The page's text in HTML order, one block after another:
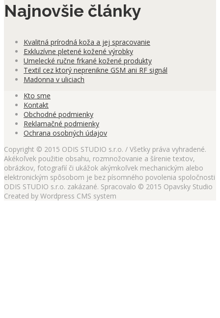
Najnovšie články
Kvalitná prírodná koža a jej spracovanie
Exkluzívne pletené kožené výrobky
Umelecké ručne frkané kožené produkty
Textil cez ktorý neprenikne GSM ani RF signál
Madonna v uliciach
Kto sme
Kontakt
Obchodné podmienky
Reklamačné podmienky
Ochrana osobných údajov
Copyright © 2015 ODIS STUDIO s.r.o. / Všetky práva vyhradené.
Akékoľvek použitie obsahu, rozmnožovanie a šírenie textov,
obrázkov, fotografií či ukážok akýmkoľvek mechanickým alebo
elektronickým spôsobom je bez písomného povolenia spoločnosti
ODIS STUDIO s.r.o. zakázané. Spracovalo © 2015 Opavsky Studio
Created by Wordpress CMS system